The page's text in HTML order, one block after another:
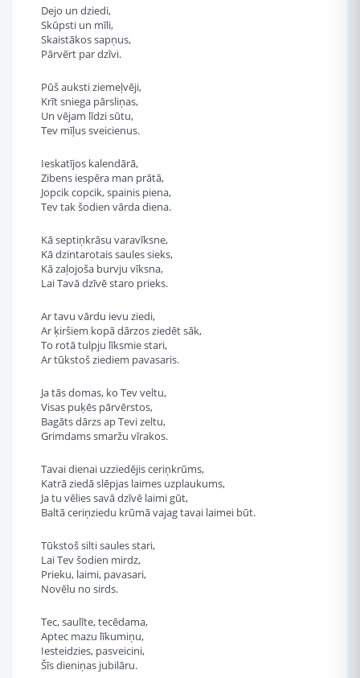
Dejo un dziedi,
Skūpsti un mīli,
Skaistākos sapņus,
Pārvērt par dzīvi.
Pūš auksti ziemeļvēji,
Krīt sniega pārsliņas,
Un vējam līdzi sūtu,
Tev mīļus sveicienus.
Ieskatījos kalendārā,
Zibens iespēra man prātā,
Jopcik copcik, spainis piena,
Tev tak šodien vārda diena.
Kā septiņkrāsu varavīksne,
Kā dzintarotais saules sieks,
Kā zaļojoša burvju vīksna,
Lai Tavā dzīvē staro prieks.
Ar tavu vārdu ievu ziedi,
Ar ķiršiem kopā dārzos ziedēt sāk,
To rotā tulpju līksmie stari,
Ar tūkstoš ziediem pavasaris.
Ja tās domas, ko Tev veltu,
Visas puķēs pārvērstos,
Bagāts dārzs ap Tevi zeltu,
Grimdams smaržu vīrakos.
Tavai dienai uzziedējis ceriņkrūms,
Katrā ziedā slēpjas laimes uzplaukums,
Ja tu vēlies savā dzīvē laimi gūt,
Baltā ceriņziedu krūmā vajag tavai laimei būt.
Tūkstoš silti saules stari,
Lai Tev šodien mirdz,
Prieku, laimi, pavasari,
Novēlu no sirds.
Tec, saulīte, tecēdama,
Aptec mazu līkumiņu,
Iesteidzies, pasveicini,
Šīs dieniņas jubilāru.